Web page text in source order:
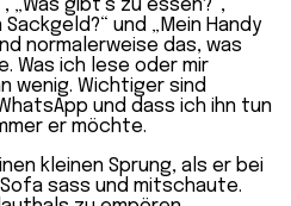
„Was gibt’s zu essen?“,
Sackgeld?“ und „ Mein Handy
normalerweise das, was
Was ich lese oder mir
wenig. Wichtiger sind
und dass ich ihn tun
er möchte.
kleinen Sprung, als er bei
sass und mitschaute.